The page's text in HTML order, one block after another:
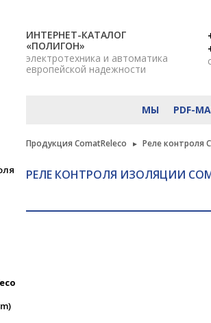
ИНТЕРНЕТ-КАТАЛОГ
«ПОЛИГОН»
электротехника и автоматика
европейской надежности
МЫ PDF-
Продукция ComatReleco Реле контроля
РЕЛЕ КОНТРОЛЯ ИЗОЛЯЦИИ